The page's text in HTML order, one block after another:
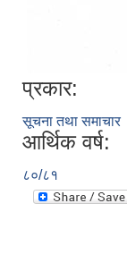
प्रकार:
सूचना तथा समाचार
आर्थिक वर्ष:
८०/८१